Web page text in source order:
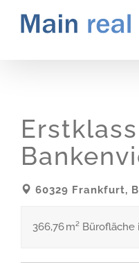
Zum
Inhalt
60329 Frankfurt,
366,76 m²